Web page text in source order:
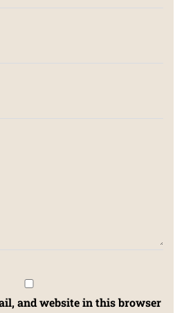
and website in this browser